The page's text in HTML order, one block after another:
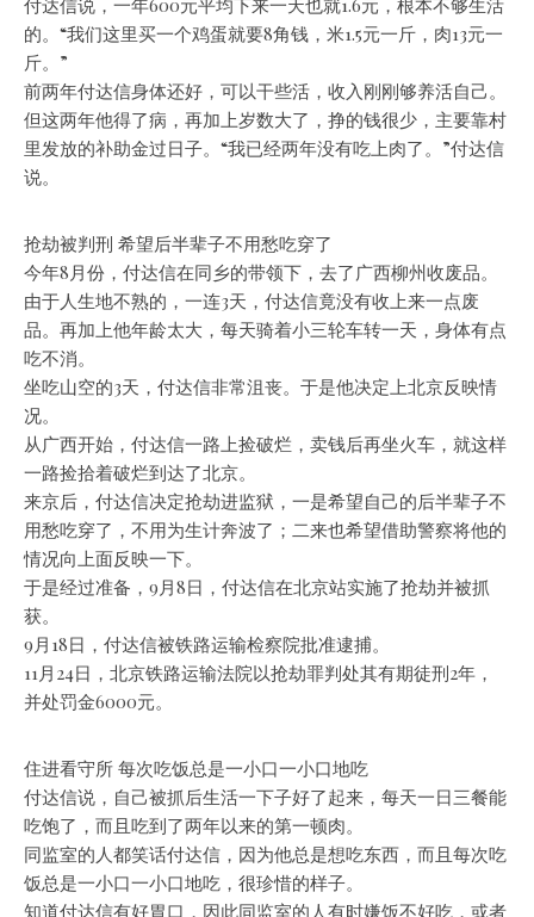
付达信说，一年600元平均下来一天也就1.6元，根本不够生活
的。“我们这里买一个鸡蛋就要8角钱，米1.5元一斤，肉13元一
斤。”
前两年付达信身体还好，可以干些活，收入刚刚够养活自己。
但这两年他得了病，再加上岁数大了，挣的钱很少，主要靠村
里发放的补助金过日子。“我已经两年没有吃上肉了。”付达信
说。
抢劫被判刑 希望后半辈子不用愁吃穿了
今年8月份，付达信在同乡的带领下，去了广西柳州收废品。
由于人生地不熟的，一连3天，付达信竟没有收上来一点废
品。再加上他年龄太大，每天骑着小三轮车转一天，身体有点
吃不消。
坐吃山空的3天，付达信非常沮丧。于是他决定上北京反映情
况。
从广西开始，付达信一路上捡破烂，卖钱后再坐火车，就这样
一路捡拾着破烂到达了北京。
来京后，付达信决定抢劫进监狱，一是希望自己的后半辈子不
用愁吃穿了，不用为生计奔波了；二来也希望借助警察将他的
情况向上面反映一下。
于是经过准备，9月8日，付达信在北京站实施了抢劫并被抓
获。
9月18日，付达信被铁路运输检察院批准逮捕。
11月24日，北京铁路运输法院以抢劫罪判处其有期徒刑2年，
并处罚金6000元。
住进看守所 每次吃饭总是一小口一小口地吃
付达信说，自己被抓后生活一下子好了起来，每天一日三餐能
吃饱了，而且吃到了两年以来的第一顿肉。
同监室的人都笑话付达信，因为他总是想吃东西，而且每次吃
饭总是一小口一小口地吃，很珍惜的样子。
知道付达信有好胃口，因此同监室的人有时嫌饭不好吃，或者